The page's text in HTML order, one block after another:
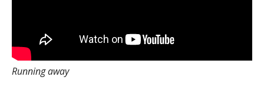
Running away